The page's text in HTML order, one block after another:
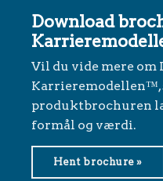
Download
Vil du vide mere om
Karrieremodellen™,
produktbrochuren
formål og værdi.
Hent brochure »